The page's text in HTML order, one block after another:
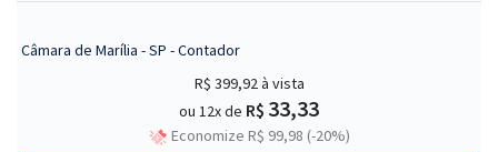
Câmara de Marília - SP - Contador
R$ 399,92à vista
ou 12x de R$ 33,33
Economize R$ 99,98 (-20%)